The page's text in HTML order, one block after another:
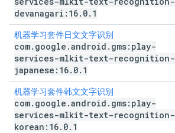
devanagari:16. 0. 1
机器学习套件日文文字识别
com. google .android . gms:play-
services-mlkit-text-recognition-
japanese:16. 0. 1
机器学习套件韩文文字识别
com. google .android . gms:play-
services-mlkit-text-recognition-
korean:16. 0. 1